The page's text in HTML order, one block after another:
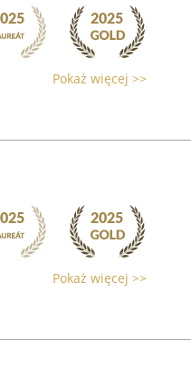
Pokaż więcej >>
Pokaż więcej >>